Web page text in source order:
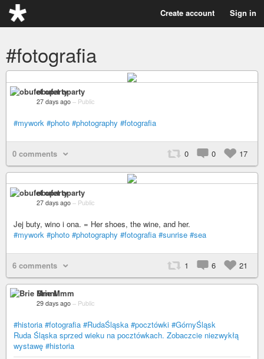
Create account Sign in
#fotografia
obufet oparty
27 days ago – Public
#mywork #photo #photography #fotografia
0 comments 0 0 17
obufet oparty
27 days ago – Public
Jej buty, wino i ona. = Her shoes, the wine, and her.
#mywork #photo #photography #fotografia #sunrise #sea
6 comments 1 6 21
Brie Mmm
29 days ago – Public
#historia #fotografia #RudaŚląska #pocztówki #GórnyŚląsk
Ruda Śląska sprzed wieku na pocztówkach. Zobaczcie niezwykłą
wystawę #historia